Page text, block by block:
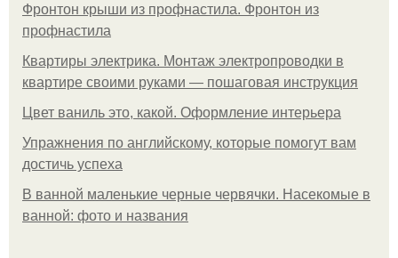
Фронтон крыши из профнастила. Фронтон из
профнастила
Квартиры электрика. Монтаж электропроводки в
квартире своими руками — пошаговая инструкция
Цвет ваниль это, какой. Оформление интерьера
Упражнения по английскому, которые помогут вам
достичь успеха
В ванной маленькие черные червячки. Насекомые в
ванной: фото и названия